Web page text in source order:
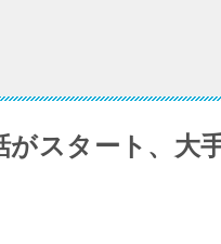
スタート、大